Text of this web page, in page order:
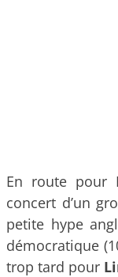
En route pour
concert d’un
petite hype
démocratique
trop tard pour